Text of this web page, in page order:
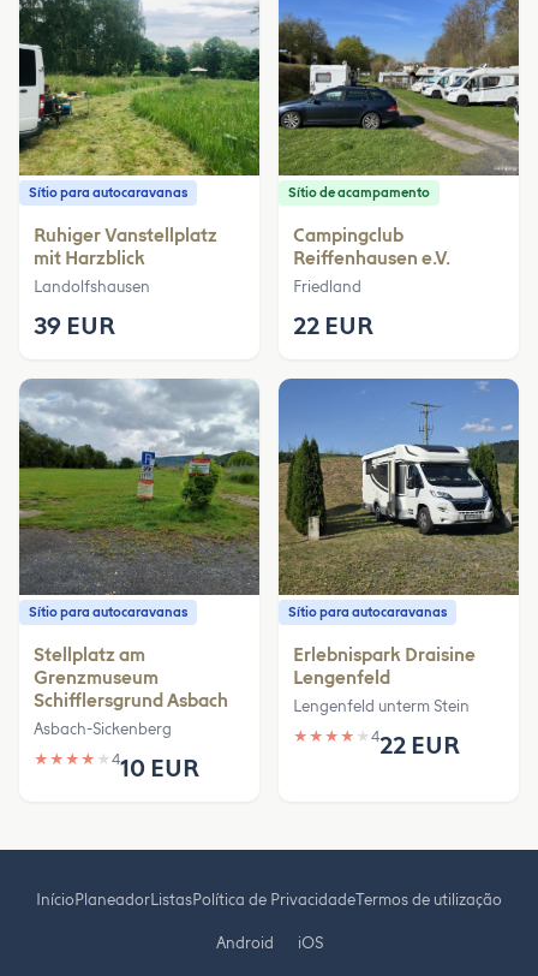
Sítio para autocaravanas
Ruhiger Vanstellplatz
mit Harzblick
Landolfshausen
39 EUR
Sítio de acampamento
Campingclub
Reiffenhausen e.V.
Friedland
22 EUR
Sítio para autocaravanas
Stellplatz am
Grenzmuseum
Schifflersgrund Asbach
Asbach-Sickenberg
★ ★ ★ ★ ★ 410 EUR
Sítio para autocaravanas
Erlebnispark Draisine
Lengenfeld
Lengenfeld unterm Stein
★ ★ ★ ★ ★ 422 EUR
InícioPlaneadorListasPolítica de PrivacidadeTermos de utilização
Android iOS